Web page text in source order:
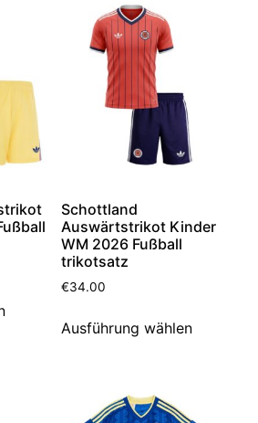
Schottland
Auswärtstrikot Kinder
WM 2026 Fußball
trikotsatz
€34.00
Ausführung wählen